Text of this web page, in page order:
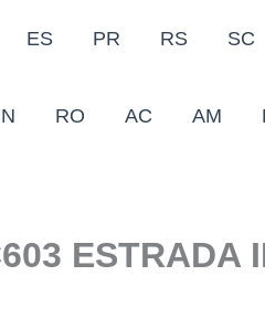
ES PR RS SC
RO AC AM
ESTRADA